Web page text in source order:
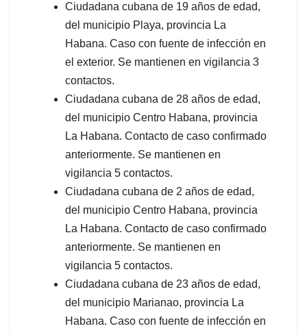
Ciudadana cubana de 19 años de edad,
del municipio Playa, provincia La
Habana. Caso con fuente de infección en
el exterior. Se mantienen en vigilancia 3
contactos.
Ciudadana cubana de 28 años de edad,
del municipio Centro Habana, provincia
La Habana. Contacto de caso confirmado
anteriormente. Se mantienen en
vigilancia 5 contactos.
Ciudadana cubana de 2 años de edad,
del municipio Centro Habana, provincia
La Habana. Contacto de caso confirmado
anteriormente. Se mantienen en
vigilancia 5 contactos.
Ciudadana cubana de 23 años de edad,
del municipio Marianao, provincia La
Habana. Caso con fuente de infección en